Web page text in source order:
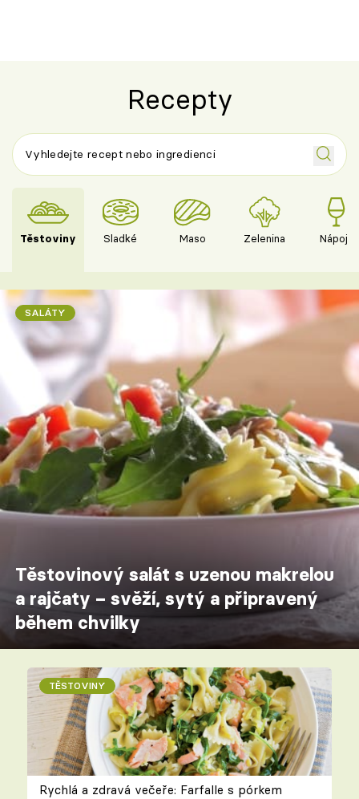
Recepty
Těstoviny Sladké Maso Zelenina Nápoje
SALÁTY
Těstovinový salát s uzenou makrelou
a rajčaty – svěží, sytý a připravený
během chvilky
TĚSTOVINY
Rychlá a zdravá večeře: Farfalle s pórkem